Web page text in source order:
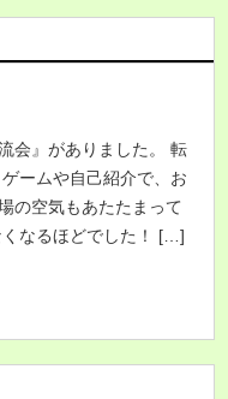
会』がありました。 転
ームや自己紹介で、お
の空気もあたたまって
くなるほどでした！ […]